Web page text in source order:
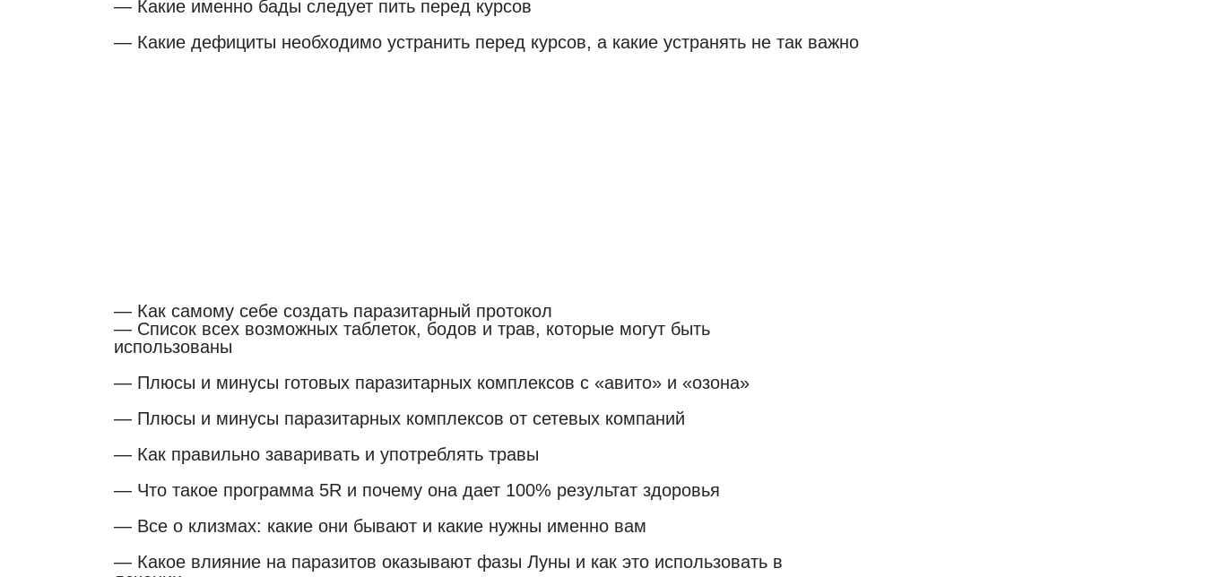
— Какие именно бады следует пить перед курсов
— Какие дефициты необходимо устранить перед курсов, а какие устранять не так важно
— Как самому себе создать паразитарный протокол
— Список всех возможных таблеток, бодов и трав, которые могут быть
использованы
— Плюсы и минусы готовых паразитарных комплексов с «авито» и «озона»
— Плюсы и минусы паразитарных комплексов от сетевых компаний
— Как правильно заваривать и употреблять травы
— Что такое программа 5R и почему она дает 100% результат здоровья
— Все о клизмах: какие они бывают и какие нужны именно вам
— Какое влияние на паразитов оказывают фазы Луны и как это использовать в